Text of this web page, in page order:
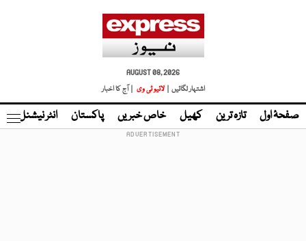
AUGUST 08, 2026
اشتہار لگائیں |
لائیو ٹی وی | آج کا اخبار
صفحۂ اول تازہ ترین کھیل خاص خبریں پاکستان انٹر نیشنل